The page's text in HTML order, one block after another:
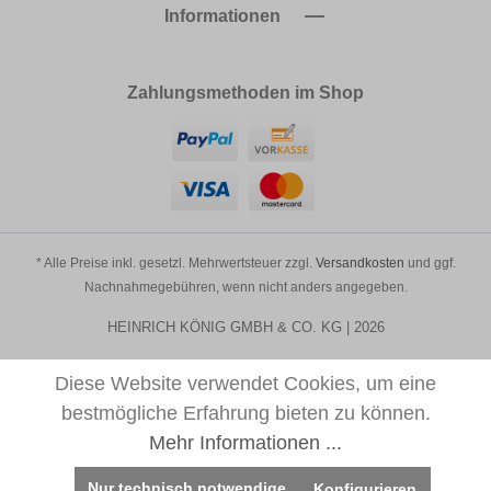
Informationen
Zahlungsmethoden im Shop
* Alle Preise inkl. gesetzl. Mehrwertsteuer zzgl. Versandkosten und ggf.
Nachnahmegebühren, wenn nicht anders angegeben.
HEINRICH KÖNIG GMBH & CO. KG | 2026
Diese Website verwendet Cookies, um eine
bestmögliche Erfahrung bieten zu können.
Mehr Informationen ...